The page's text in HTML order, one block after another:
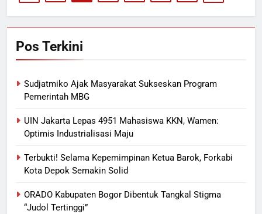
Pos Terkini
Sudjatmiko Ajak Masyarakat Sukseskan Program
Pemerintah MBG
UIN Jakarta Lepas 4951 Mahasiswa KKN, Wamen:
Optimis Industrialisasi Maju
Terbukti! Selama Kepemimpinan Ketua Barok, Forkabi
Kota Depok Semakin Solid
ORADO Kabupaten Bogor Dibentuk Tangkal Stigma
“Judol Tertinggi”